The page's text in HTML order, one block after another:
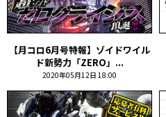
【月コロ6月号特報】ゾイドワイル
ド新勢力「ZERO」...
2020年05月12日 18:00